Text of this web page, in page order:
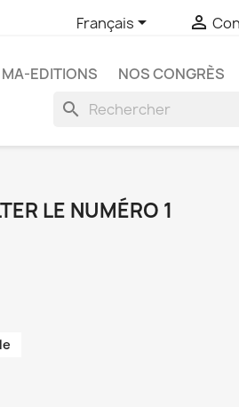
Français 
MA-EDITIONS NOS CONGRÈS
search
LE NUMÉRO 1